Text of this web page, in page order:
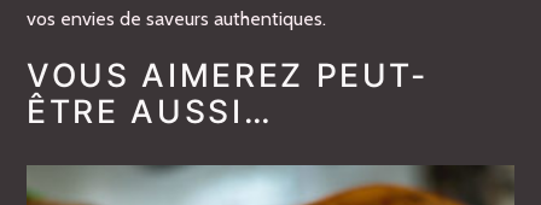
vos envies de saveurs authentiques.
Poids
0,250 kg
VOUS AIMEREZ PEUT-
ÊTRE AUSSI…